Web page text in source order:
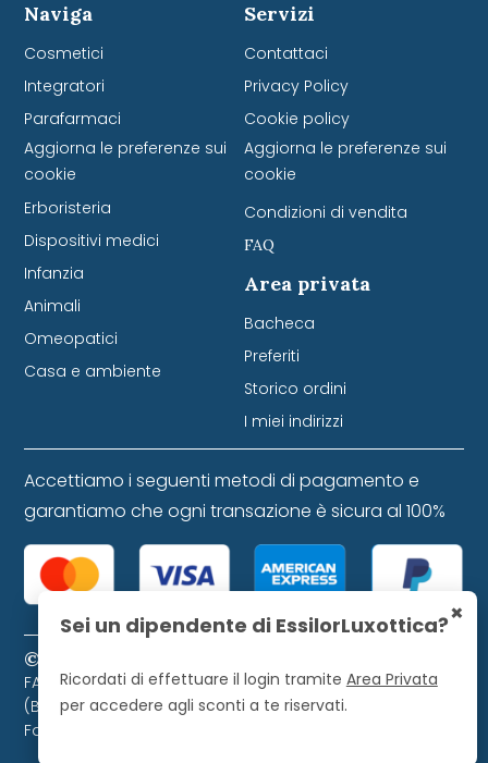
Naviga
Cosmetici
Integratori
Parafarmaci
Aggiorna le preferenze sui
cookie
Erboristeria
Dispositivi medici
Infanzia
Animali
Omeopatici
Casa e ambiente
Servizi
Contattaci
Privacy Policy
Cookie policy
Aggiorna le preferenze sui
cookie
Condizioni di vendita
FAQ
Area privata
Bacheca
Preferiti
Storico ordini
I miei indirizzi
Accettiamo i seguenti metodi di pagamento e
garantiamo che ogni transazione è sicura al 100%
© 2024 Farmacia Favretti S.r.l. P. IVA 01271120253
FARMACIA FAVRETTI S.R.L. Piazza Libertà, 9 - 32021 Agordo
(BL). Farmacista direttore iscritto all'Ordine dei
Farmacisti di Belluno, numero 728.
×
Sei un dipendente di EssilorLuxottica?
Ricordati di effettuare il login tramite Area Privata
per accedere agli sconti a te riservati.